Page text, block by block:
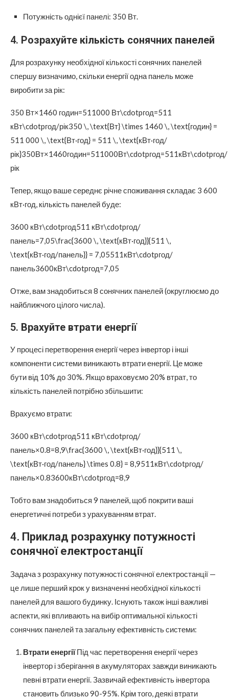
Потужність однієї панелі: 350 Вт.
4. Розрахуйте кількість сонячних панелей
Для розрахунку необхідної кількості сонячних панелей
спершу визначимо, скільки енергії одна панель може
виробити за рік:
350 Вт×1460 годин=511000 Вт\cdotpгод=511
кВт\cdotpгод/рік350 \, \text{Вт} \times 1460 \, \text{годин} =
511 000 \, \text{Вт·год} = 511 \, \text{кВт·год/
рік}350Вт×1460годин=511000Вт\cdotpгод=511кВт\cdotpгод/
рік
Тепер, якщо ваше середнє річне споживання складає 3 600
кВт·год, кількість панелей буде:
3600 кВт\cdotpгод511 кВт\cdotpгод/
панель=7,05\frac{3600 \, \text{кВт·год}}{511 \,
\text{кВт·год/панель}} = 7,05511кВт\cdotpгод/
панель3600кВт\cdotpгод​=7,05
Отже, вам знадобиться 8 сонячних панелей (округлюємо до
найближчого цілого числа).
5. Врахуйте втрати енергії
У процесі перетворення енергії через інвертор і інші
компоненти системи виникають втрати енергії. Це може
бути від 10% до 30%. Якщо враховуємо 20% втрат, то
кількість панелей потрібно збільшити:
Врахуємо втрати:
3600 кВт\cdotpгод511 кВт\cdotpгод/
панель×0.8=8,9\frac{3600 \, \text{кВт·год}}{511 \,
\text{кВт·год/панель} \times 0.8} = 8,9511кВт\cdotpгод/
панель×0.83600кВт\cdotpгод​=8,9
Тобто вам знадобиться 9 панелей, щоб покрити ваші
енергетичні потреби з урахуванням втрат.
4. Приклад розрахунку потужності
сонячної електростанції
Задача з розрахунку потужності сонячної електростанції —
це лише перший крок у визначенні необхідної кількості
панелей для вашого будинку. Існують також інші важливі
аспекти, які впливають на вибір оптимальної кількості
сонячних панелей та загальну ефективність системи:
Втрати енергіїПід час перетворення енергії через
інвертор і зберігання в акумуляторах завжди виникають
певні втрати енергії. Зазвичай ефективність інвертора
становить близько 90-95%. Крім того, деякі втрати